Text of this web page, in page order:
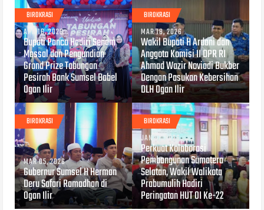
BIROKRASI
APR 16, 2026
Bupati Panca Hadiri Senam
Massal dan Pengundian
Grand Prize Tabungan
Pesirah Bank Sumsel Babel
Ogan Ilir
BIROKRASI
MAR 18, 2026
Wakil Bupati H Ardani dan
Anggota Komisi II DPR RI
Ahmad Wazir Noviadi Bukber
Dengan Pasukan Kebersihan
DLH Ogan Ilir
BIROKRASI
MAR 05, 2026
Gubernur Sumsel H Herman
Deru Safari Ramadhan di
Ogan Ilir
BIROKRASI
JAN 07, 2026
Perkuat Kolaborasi
Pembangunan Sumatera
Selatan, Wakil Walikota
Prabumulih Hadiri
Peringatan HUT OI Ke-22